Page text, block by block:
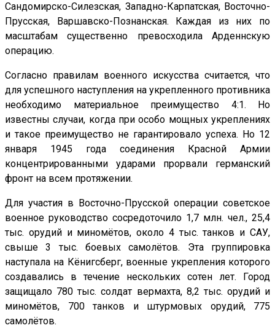
Сандомирско-Силезская, Западно-Карпатская, Восточно-
Прусская, Варшавско-Познанская. Каждая из них по
масштабам существенно превосходила Арденнскую
операцию.
Согласно правилам военного искусства считается, что
для успешного наступления на укрепленного противника
необходимо материальное преимущество 4:1. Но
известны случаи, когда при особо мощных укреплениях
и такое преимущество не гарантировало успеха. Но 12
января 1945 года соединения Красной Армии
концентрированными ударами прорвали германский
фронт на всем протяжении.
Для участия в Восточно-Прусской операции советское
военное руководство сосредоточило 1,7 млн. чел., 25,4
тыс. орудий и миномётов, около 4 тыс. танков и САУ,
свыше 3 тыс. боевых самолётов. Эта группировка
наступала на Кёнигсберг, военные укрепления которого
создавались в течение нескольких сотен лет. Город
защищало 780 тыс. солдат вермахта, 8,2 тыс. орудий и
миномётов, 700 танков и штурмовых орудий, 775
самолётов.